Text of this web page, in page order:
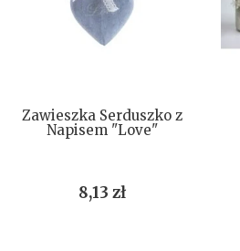
Zawieszka Serduszko z
Napisem "Love"
Cena
8,13 zł